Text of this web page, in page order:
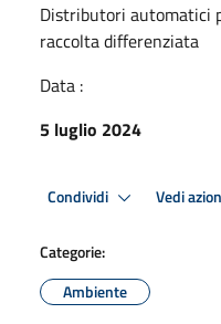
Distributori automatici
raccolta differenziata
Data :
5 luglio 2024
Condividi Vedi
Categorie:
Ambiente